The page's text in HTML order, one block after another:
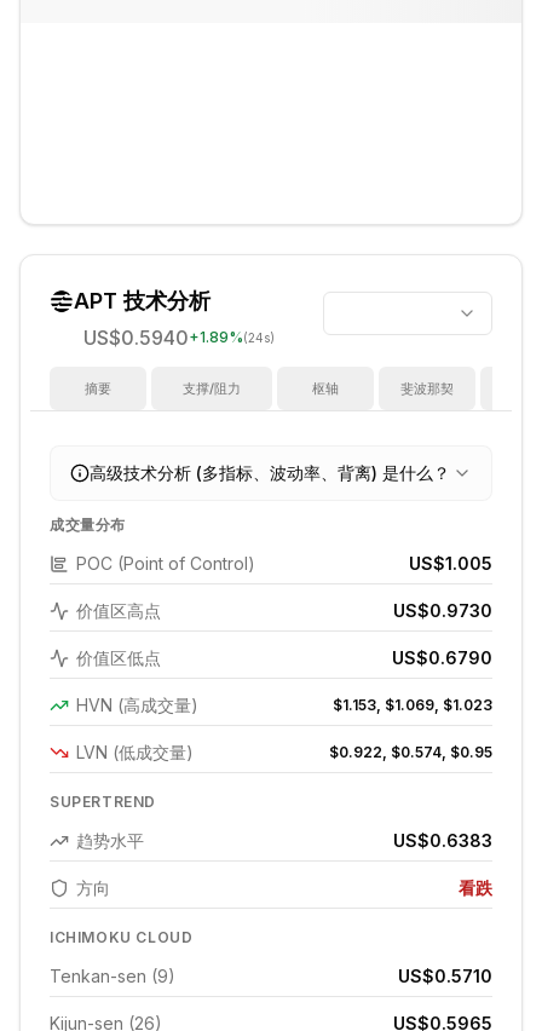
APT 技术分析
US$0.5940+1.89%(24s)
摘要 支撑/阻力 枢轴 斐波那契
高级技术分析 (多指标、波动率、背离) 是什么？
成交量分布
POC (Point of Control) US$1.005
价值区高点 US$0.9730
价值区低点 US$0.6790
HVN (高成交量) $1.153, $1.069, $1.023
LVN (低成交量) $0.922, $0.574, $0.95
SUPERTREND
趋势水平 US$0.6383
方向 看跌
ICHIMOKU CLOUD
Tenkan-sen (9) US$0.5710
Kijun-sen (26) US$0.5965